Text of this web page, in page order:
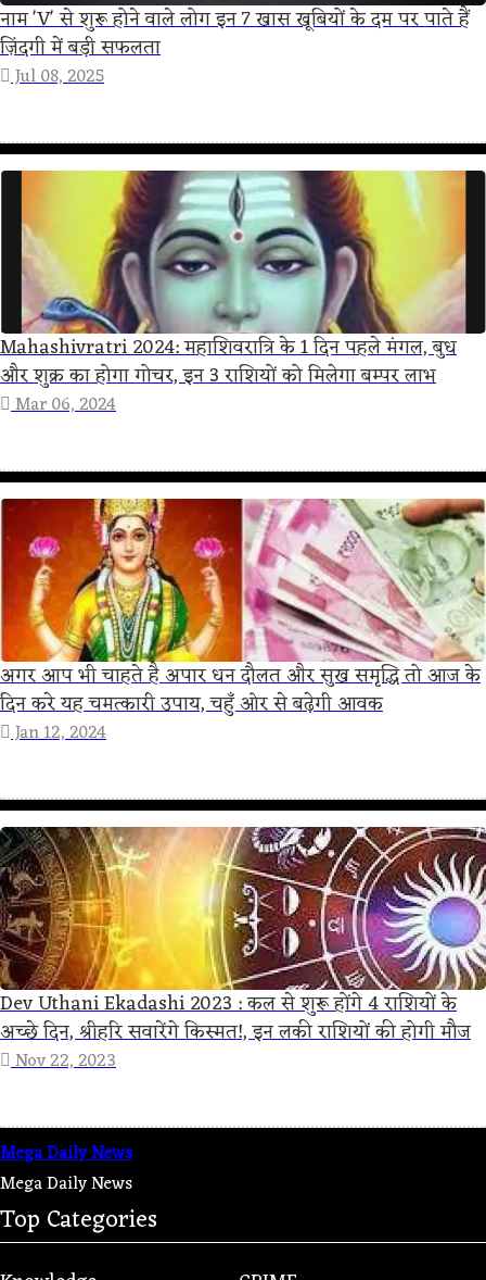
नाम 'V' से शुरू होने वाले लोग इन 7 खास खूबियों के दम पर पाते हैं
ज़िंदगी में बड़ी सफलता
Jul 08, 2025
Mahashivratri 2024: महाशिवरात्रि के 1 दिन पहले मंगल, बुध
और शुक्र का होगा गोचर, इन 3 राशियों को मिलेगा बम्पर लाभ
Mar 06, 2024
अगर आप भी चाहते है अपार धन दौलत और सुख समृद्धि तो आज के
दिन करे यह चमत्कारी उपाय, चहुँ ओर से बढ़ेगी आवक
Jan 12, 2024
Dev Uthani Ekadashi 2023 : कल से शुरू होंगे 4 राशियों के
अच्छे दिन, श्रीहरि सवारेंगे किस्मत!, इन लकी राशियों की होगी मौज
Nov 22, 2023
Mega Daily News
Mega Daily News
Top Categories